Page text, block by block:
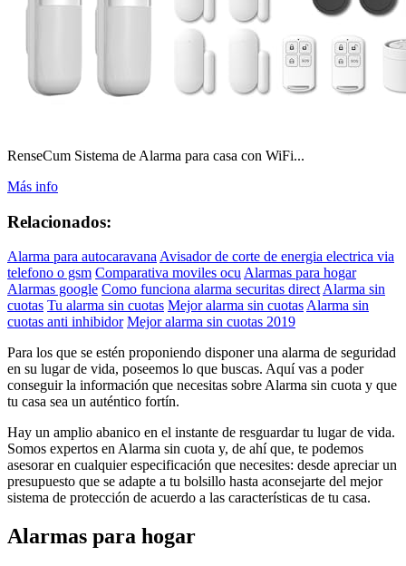
RenseCum Sistema de Alarma para casa con WiFi...
Más info
Relacionados:
Alarma para autocaravana Avisador de corte de energia electrica via
telefono o gsm Comparativa moviles ocu Alarmas para hogar
Alarmas google Como funciona alarma securitas direct Alarma sin
cuotas Tu alarma sin cuotas Mejor alarma sin cuotas Alarma sin
cuotas anti inhibidor Mejor alarma sin cuotas 2019
Para los que se estén proponiendo disponer una alarma de seguridad
en su lugar de vida, poseemos lo que buscas. Aquí vas a poder
conseguir la información que necesitas sobre Alarma sin cuota y que
tu casa sea un auténtico fortín.
Hay un amplio abanico en el instante de resguardar tu lugar de vida.
Somos expertos en Alarma sin cuota y, de ahí que, te podemos
asesorar en cualquier especificación que necesites: desde apreciar un
presupuesto que se adapte a tu bolsillo hasta aconsejarte del mejor
sistema de protección de acuerdo a las características de tu casa.
Alarmas para hogar